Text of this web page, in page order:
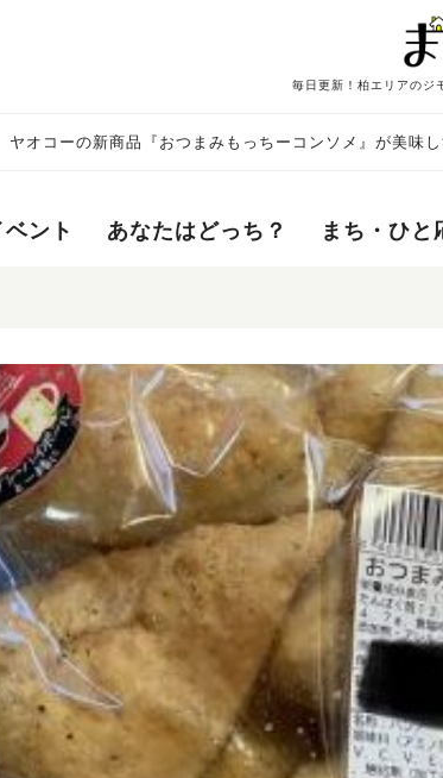
毎日更新！柏エリアのジ
ヤオコーの新商品『おつまみもっちーコンソメ』が美味し
ベント あなたはどっち？ まち・ひと